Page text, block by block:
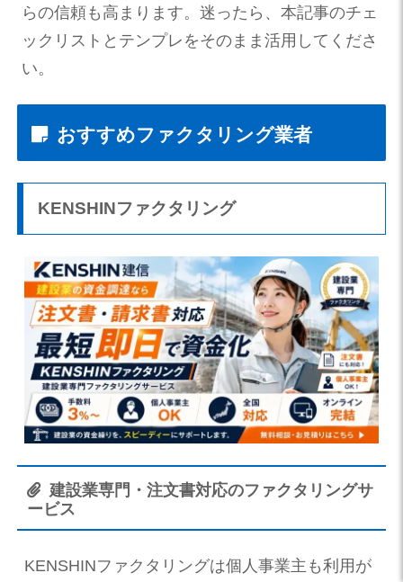
らの信頼も高まります。迷ったら、本記事のチェ
ックリストとテンプレをそのまま活用してくださ
い。
おすすめファクタリング業者
KENSHINファクタリング
建設業専門・注文書対応のファクタリングサ
ービス
KENSHINファクタリングは個人事業主も利用が